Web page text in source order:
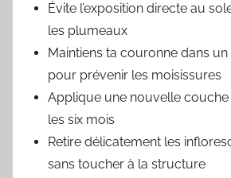
Évite l’exposition directe au
les plumeaux
Maintiens ta couronne dans
pour prévenir les moisissures
Applique une nouvelle
les six mois
Retire délicatement les
sans toucher à la structure